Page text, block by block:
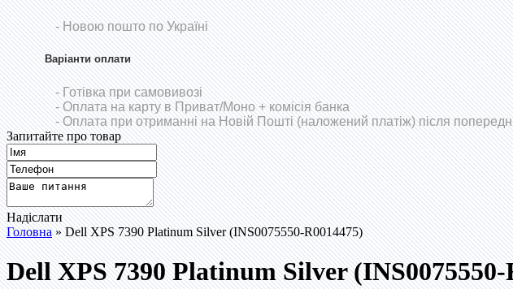
- Новою пошто по Україні
Варіанти оплати
- Готівка при самовивозі
- Оплата на карту в Приват/Моно+ комісія банка
- Оплата при отриманні на Новій Пошті (наложений платіж) після
Запитайте про товар
Надіслати
Головна» Dell XPS 7390 Platinum Silver (INS0075550-R0014475)
Dell XPS 7390 Platinum Silver (INS0075550-